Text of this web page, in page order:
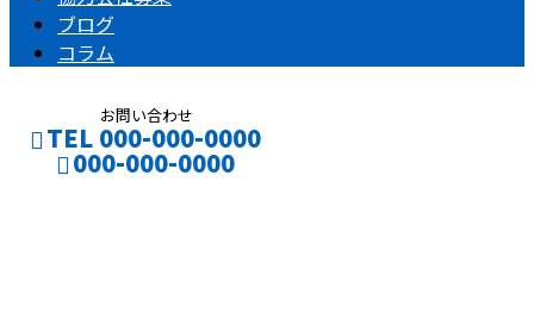
ブログ
コラム
お問い合わせ
TEL 000-000-0000
000-000-0000